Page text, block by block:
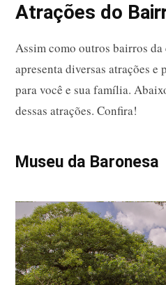
Atrações do
Assim como outros bairros
apresenta diversas atrações
para você e sua família.
dessas atrações. Confira!
Museu da Baronesa